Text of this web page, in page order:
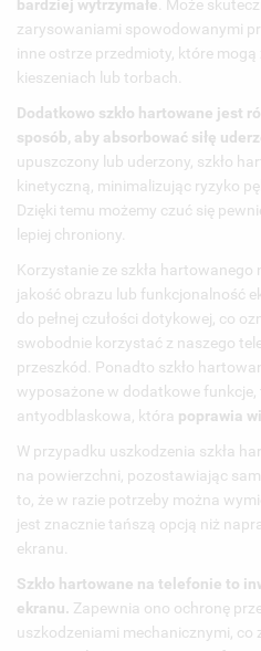
bardziej wytrzymałe . Może
zarysowaniami spowodowanymi
inne ostrze przedmioty, które
kieszeniach lub torbach.
Dodatkowo szkło hartowane jest
sposób, aby absorbować siłę
upuszczony lub uderzony, szkło
kinetyczną, minimalizując ryzyko
Dzięki temu możemy czuć się
lepiej chroniony.
Korzystanie ze szkła hartowanego
jakość obrazu lub funkcjonalność
do pełnej czułości dotykowej, co
swobodnie korzystać z naszego
przeszkód. Ponadto szkło
wyposażone w dodatkowe
antyodblaskowa, która poprawia
W przypadku uszkodzenia szkła
na powierzchni, pozostawiając
to, że w razie potrzeby można
jest znacznie tańszą opcją niż
ekranu.
Szkło hartowane na telefonie to
ekranu. Zapewnia ono ochronę
uszkodzeniami mechanicznymi, co